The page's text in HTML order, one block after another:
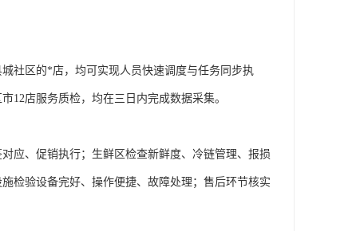
社区的*店，均可实现人员快速调度与任务同步执
市12店服务质检，均在三日内完成数据采集。
应、促销执行；生鲜区检查新鲜度、冷链管理、报损
检验设备完好、操作便捷、故障处理；售后环节核实